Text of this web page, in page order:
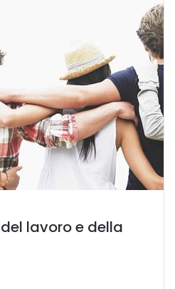
lavoro e della